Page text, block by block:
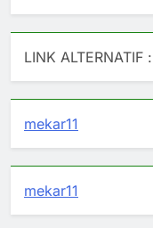
LINK ALTERNATIF :
mekar11
mekar11